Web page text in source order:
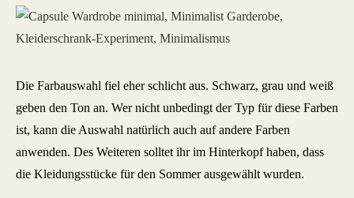
Die Farbauswahl fiel eher schlicht aus. Schwarz, grau und weiß
geben den Ton an. Wer nicht unbedingt der Typ für diese Farben
ist, kann die Auswahl natürlich auch auf andere Farben
anwenden. Des Weiteren solltet ihr im Hinterkopf haben, dass
die Kleidungsstücke für den Sommer ausgewählt wurden.